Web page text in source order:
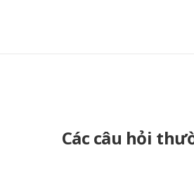
Các câu hỏi